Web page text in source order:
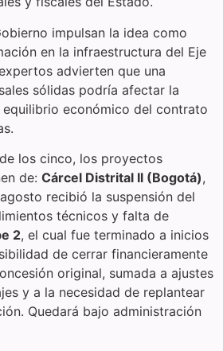
impulsan la idea como
en la infraestructura del Eje
advierten que una
sólidas podría afectar la
económico del contrato
los cinco, los proyectos
de: Cárcel Distrital Il (Bogotá),
recibió la suspensión del
técnicos y falta de
2, el cual fue terminado a inicios
de cerrar financieramente
original, sumada a ajustes
y a la necesidad de replantear
Quedará bajo administración